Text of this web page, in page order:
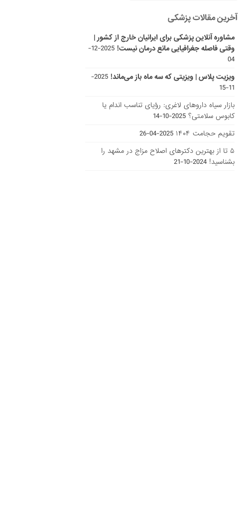
آخرین مقالات پزشکی
مشاوره آنلاین پزشکی برای ایرانیان خارج از کشور |
وقتی فاصله جغرافیایی مانع درمان نیست!
2025-12-
04
ویزیت پلاس | ویزیتی که سه ماه باز می‌ماند!
2025-
11-15
بازار سیاه داروهای لاغری: رؤیای تناسب اندام یا
کابوس سلامتی؟ 2025-10-14
تقویم حجامت ۱۴۰۴
2025-04-26
۵ تا از بهترین دکتر‌های اصلاح مزاج در مشهد را
بشناسید! 2024-10-21